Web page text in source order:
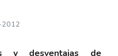
y desventajas de